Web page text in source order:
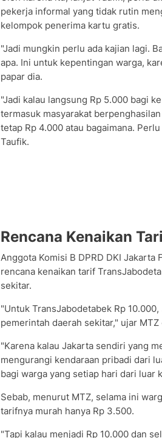
pekerja informal yang tidak rutin
kelompok penerima kartu gratis.
"Jadi mungkin perlu ada kajian lagi.
apa. Ini untuk kepentingan warga,
papar dia.
"Jadi kalau langsung Rp 5.000 bagi
termasuk masyarakat
tetap Rp 4.000 atau bagaimana.
Taufik.
Rencana Kenaikan
Anggota Komisi B DPRD DKI
rencana kenaikan tarif
sekitar.
"Untuk TransJabodetabek Rp
pemerintah daerah sekitar," ujar
"Karena kalau Jakarta sendiri yang
mengurangi kendaraan pribadi dari
bagi warga yang setiap hari dari luar
Sebab, menurut MTZ, selama ini
tarifnya murah hanya Rp 3.500.
"Tapi kalau menjadi Rp 10.000 dan